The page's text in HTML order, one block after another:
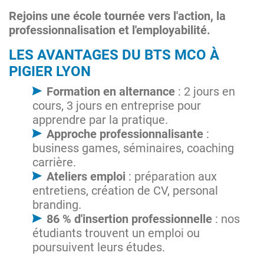
Rejoins une école tournée vers l'action, la
professionnalisation et l'employabilité.
LES AVANTAGES DU BTS MCO À
PIGIER LYON
Formation en alternance : 2 jours en
cours, 3 jours en entreprise pour
apprendre par la pratique.
Approche professionnalisante :
business games, séminaires, coaching
carrière.
Ateliers emploi : préparation aux
entretiens, création de CV, personal
branding.
86 % d'insertion professionnelle : nos
étudiants trouvent un emploi ou
poursuivent leurs études​.